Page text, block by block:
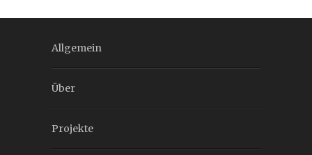
Allgemein
Über
Projekte